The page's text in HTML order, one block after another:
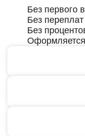
Без первого
Без переплат
Без